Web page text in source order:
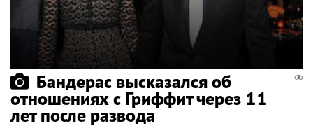
Бандерас высказался об
отношениях с Гриффит через 11
лет после развода